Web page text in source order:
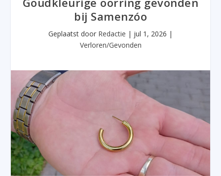
bij Samenzóo
Geplaatst door Redactie | jul 1, 2026 |
Verloren/Gevonden